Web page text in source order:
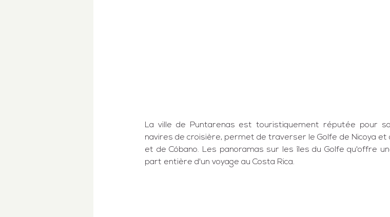
La ville de Puntarenas est touristiquement réputée pour
navires de croisière, permet de traverser le Golfe de Nicoya et
et de Cóbano. Les panoramas sur les îles du Golfe qu'offre
part entière d'un voyage au Costa Rica.